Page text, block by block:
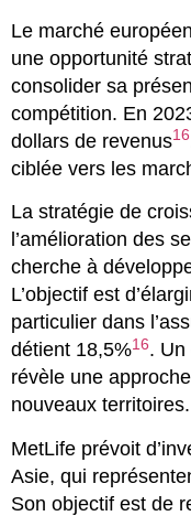
Le marché
une opportunité
consolider sa
compétition. En
dollars de revenus16
ciblée vers les
La stratégie de
l’amélioration des
cherche à
L’objectif est
particulier dans
détient 18,5%16. Un
révèle une
nouveaux territoires.
MetLife prévoit
Asie, qui
Son objectif est de